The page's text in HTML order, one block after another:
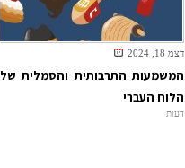
דצמ 18, 2024
המשמעות התרבותית והסמלית של
הלוח העברי
דעות